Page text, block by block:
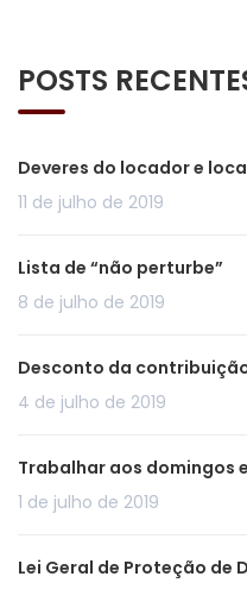
POSTS
Deveres do locador e
11 de julho de 2019
Lista de “não perturbe”
8 de julho de 2019
Desconto da
4 de julho de 2019
Trabalhar aos domingos
1 de julho de 2019
Lei Geral de Proteção de